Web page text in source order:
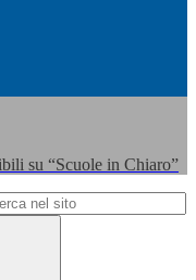
su “Scuole in Chiaro”